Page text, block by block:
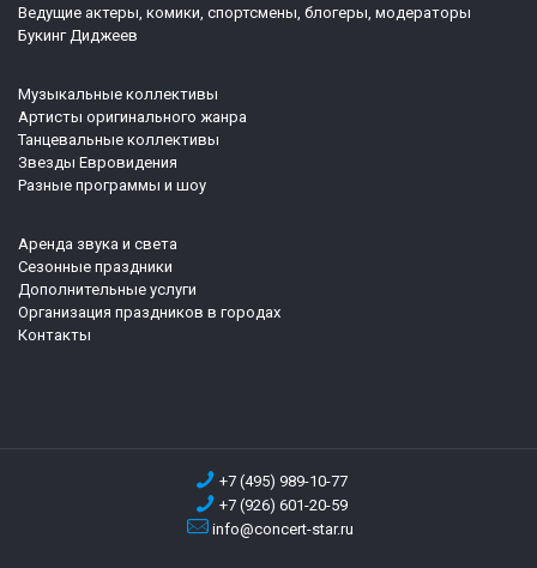
Ведущие актеры, комики, спортсмены, блогеры, модераторы
Букинг Диджеев
Музыкальные коллективы
Артисты оригинального жанра
Танцевальные коллективы
Звезды Евровидения
Разные программы и шоу
Аренда звука и света
Сезонные праздники
Дополнительные услуги
Организация праздников в городах
Контакты
+7 (495) 989-10-77
+7 (926) 601-20-59
info@concert-star.ru